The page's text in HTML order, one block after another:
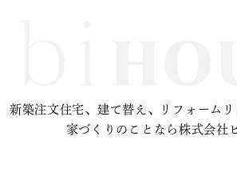
2023年08月 (2)
新築注文住宅、建て替え、リフォームリ
家づくりのことなら株式会社